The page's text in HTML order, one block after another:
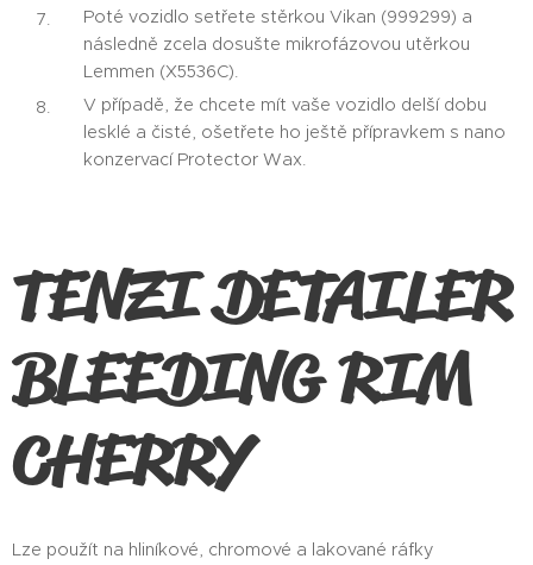
Poté vozidlo setřete stěrkou Vikan (999299) a
následně zcela dosušte mikrofázovou utěrkou
Lemmen (X5536C).
V případě, že chcete mít vaše vozidlo delší dobu
lesklé a čisté, ošetřete ho ještě přípravkem s nano
konzervací Protector Wax.
TENZI DETAILER
BLEEDING RIM
CHERRY
Lze použít na hliníkové, chromové a lakované ráfky